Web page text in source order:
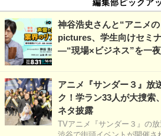
神谷浩史さんと“アニメ
pictures、学生向けセミ
―“現場×ビジネス”を一
アニメ『サンダー３』放
ク！学ラン33人が大捜索
ネタ披露
TVアニメ『サンダー３』の